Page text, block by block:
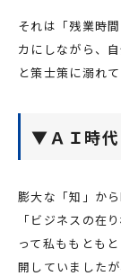
それは「残業時
カにしながら、
と策士策に溺れ
▼ＡＩ時代
膨大な「知」か
「ビジネスの在
って私ももとも
開していました